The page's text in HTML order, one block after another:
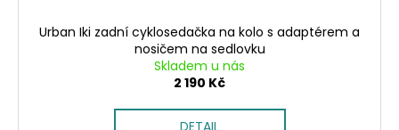
Urban Iki zadní cyklosedačka na kolo s adaptérem a
nosičem na sedlovku
Skladem u nás
2 190 Kč
DETAIL